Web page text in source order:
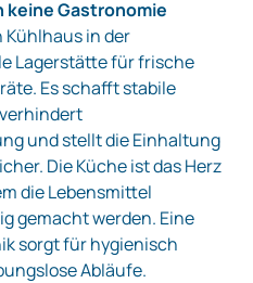
keine Gastronomie
Kühlhaus in der
Lagerstätte für frische
Es schafft stabile
und stellt die Einhaltung
Die Küche ist das Herz
die Lebensmittel
gemacht werden. Eine
sorgt für hygienisch
Abläufe.